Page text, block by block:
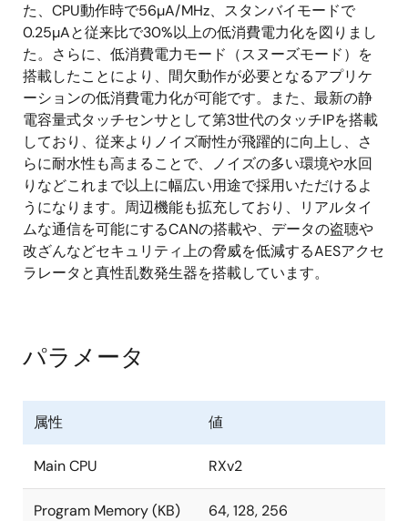
精度+/-1.0%のハイスピードオンチップオシュレータ
RX130とのピン配置互換、周辺機能互換
た、CPU動作時で56µA/MHz、スタンバイモードで
0.25µAと従来比で30%以上の低消費電力化を図りまし
た。さらに、低消費電力モード（スヌーズモード）を
搭載したことにより、間欠動作が必要となるアプリケ
ーションの低消費電力化が可能です。また、最新の静
電容量式タッチセンサとして第3世代のタッチIPを搭載
しており、従来よりノイズ耐性が飛躍的に向上し、さ
らに耐水性も高まることで、ノイズの多い環境や水回
りなどこれまで以上に幅広い用途で採用いただけるよ
うになります。周辺機能も拡充しており、リアルタイ
ムな通信を可能にするCANの搭載や、データの盗聴や
改ざんなどセキュリティ上の脅威を低減するAESアクセ
ラレータと真性乱数発生器を搭載しています。
パラメータ
属性 値
Main CPU RXv2
Program Memory (KB) 64, 128, 256